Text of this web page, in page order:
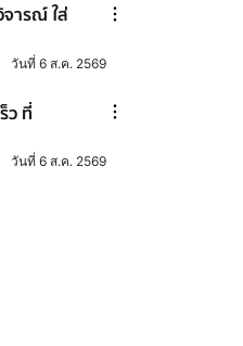
ารณ์ ใส่
วันที่ 6 ส.ค. 2569
ว ที่
วันที่ 6 ส.ค. 2569